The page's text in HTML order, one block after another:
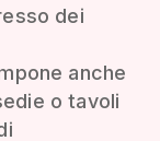
dei
anche
o tavoli